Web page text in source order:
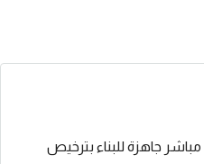
جاهزة للبناء بترخيص